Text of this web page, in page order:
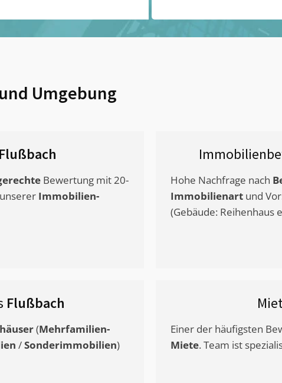
und Umgebung
Flußbach
Bewertung mit 20-
unserer Immobilien-
Hohe Nachfrage nach
Immobilienart und
(Gebäude: Reihenhaus
Flußbach
(Mehrfamilien-
/Sonderimmobilien)
Einer der häufigsten
Miete. Team ist